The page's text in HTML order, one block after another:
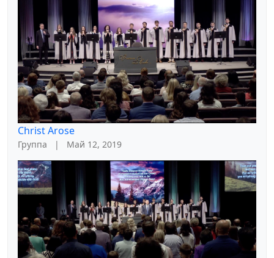
Christ Arose
Группа | Май 12, 2019